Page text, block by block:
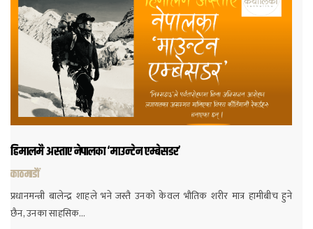
हिमालमै अस्ताए नेपालका ‘माउन्टेन एम्बेसडर’
काठमाडौं
प्रधानमन्त्री बालेन्द्र शाहले भने जस्तै उनको केवल भौतिक शरीर मात्र हामीबीच हुने
छैन, उनका साहसिक…